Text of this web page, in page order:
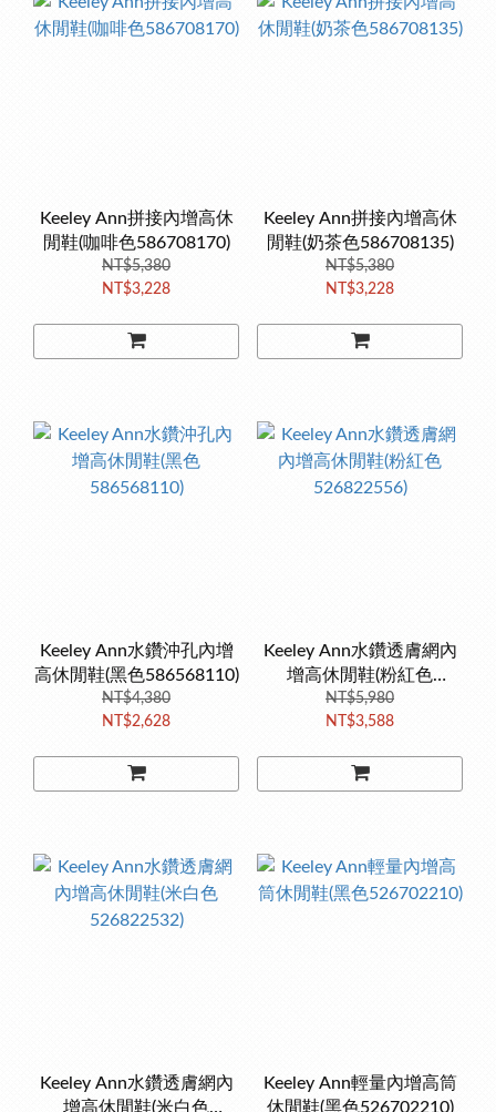
Keeley Ann拼接內增高休
閒鞋(咖啡色586708170)
NT$5,380
NT$3,228
Keeley Ann拼接內增高休
閒鞋(奶茶色586708135)
NT$5,380
NT$3,228
Keeley Ann水鑽沖孔內增
高休閒鞋(黑色586568110)
NT$4,380
NT$2,628
Keeley Ann水鑽透膚網內
增高休閒鞋(粉紅色
526822556)
NT$5,980
NT$3,588
Keeley Ann水鑽透膚網內
增高休閒鞋(米白色
Keeley Ann輕量內增高筒
休閒鞋(黑色526702210)